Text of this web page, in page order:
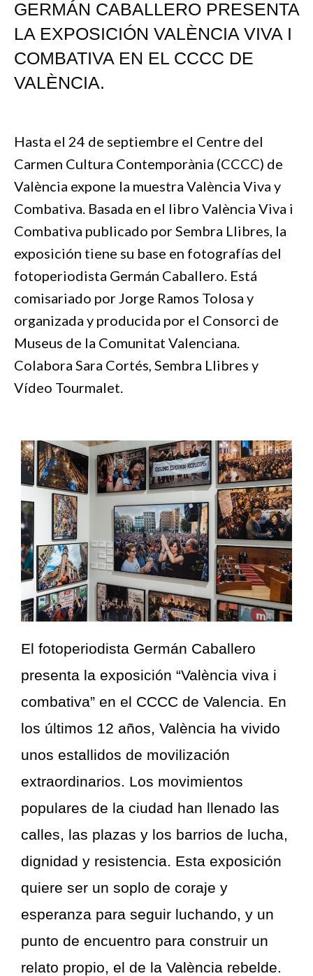
GERMÁN CABALLERO PRESENTA
LA EXPOSICIÓN VALÈNCIA VIVA I
COMBATIVA EN EL CCCC DE
VALÈNCIA.
Hasta el 24 de septiembre el Centre del
Carmen Cultura Contemporània (CCCC) de
València expone la muestra València Viva y
Combativa. Basada en el libro València Viva i
Combativa publicado por Sembra Llibres, la
exposición tiene su base en fotografías del
fotoperiodista Germán Caballero. Está
comisariado por Jorge Ramos Tolosa y
organizada y producida por el Consorci de
Museus de la Comunitat Valenciana.
Colabora Sara Cortés, Sembra Llibres y
Vídeo Tourmalet.
El fotoperiodista Germán Caballero
presenta la exposición “València viva i
combativa” en el CCCC de Valencia. En
los últimos 12 años, València ha vivido
unos estallidos de movilización
extraordinarios. Los movimientos
populares de la ciudad han llenado las
calles, las plazas y los barrios de lucha,
dignidad y resistencia. Esta exposición
quiere ser un soplo de coraje y
esperanza para seguir luchando, y un
punto de encuentro para construir un
relato propio, el de la València rebelde.